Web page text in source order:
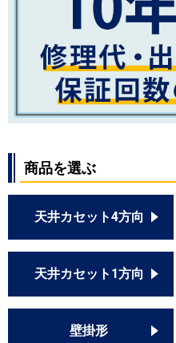
商品を選ぶ
天井カセット4方向
天井カセット1方向
壁掛形